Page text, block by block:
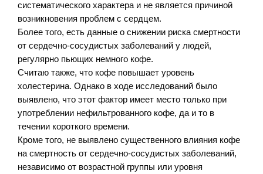
систематического характера и не является причиной
возникновения проблем с сердцем.
Более того, есть данные о снижении риска смертности
от сердечно-сосудистых заболеваний у людей,
регулярно пьющих немного кофе.
Считаю также, что кофе повышает уровень
холестерина. Однако в ходе исследований было
выявлено, что этот фактор имеет место только при
употреблении нефильтрованного кофе, да и то в
течении короткого времени.
Кроме того, не выявлено существенного влияния кофе
на смертность от сердечно-сосудистых заболеваний,
независимо от возрастной группы или уровня